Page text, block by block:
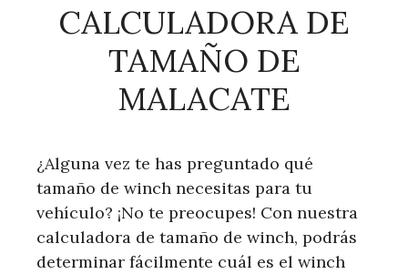
CALCULADORA DE
TAMAÑO DE
MALACATE
¿Alguna vez te has preguntado qué
tamaño de winch necesitas para tu
vehículo? ¡No te preocupes! Con nuestra
calculadora de tamaño de winch, podrás
determinar fácilmente cuál es el winch